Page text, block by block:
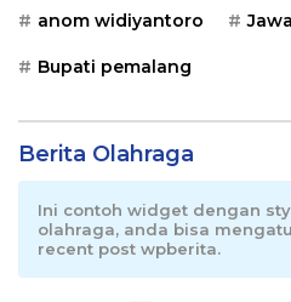
anom widiyantoro
Bupati pemalang
Berita Olahraga
Ini contoh widget dengan
olahraga, anda bisa
recent post wpberita.